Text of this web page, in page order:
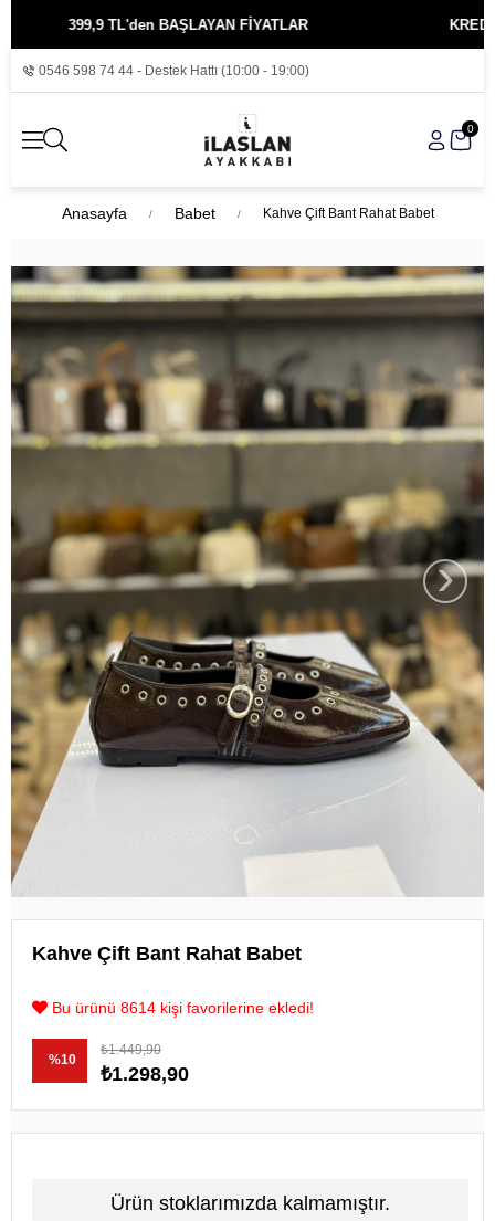
399,9 TL'den BAŞLAYAN FİYATLAR KREDİ
0546 598 74 44 - Destek Hattı (10:00 - 19:00)
0
Anasayfa Babet Kahve Çift Bant Rahat Babet
›
Kahve Çift Bant Rahat Babet
Bu ürünü 8614 kişi favorilerine ekledi!
%10
İndirim
₺1.449,90
₺1.298,90
Ürün stoklarımızda kalmamıştır.